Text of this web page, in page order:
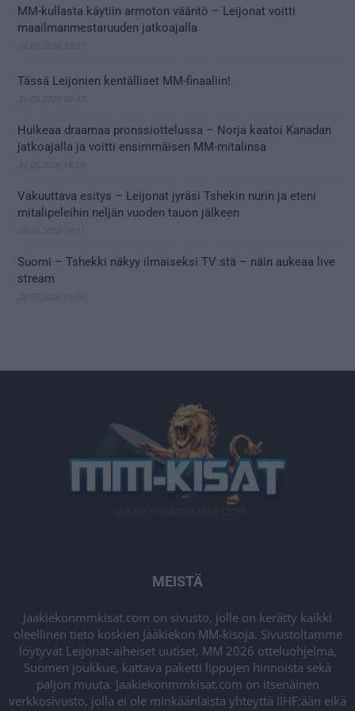
MM-kullasta käytiin armoton vääntö – Leijonat voitti
maailmanmestaruuden jatkoajalla
Tässä Leijonien kentälliset MM-finaaliin!
Huikeaa draamaa pronssiottelussa – Norja kaatoi Kanadan
jatkoajalla ja voitti ensimmäisen MM-mitalinsa
Vakuuttava esitys – Leijonat jyräsi Tshekin nurin ja eteni
mitalipeleihin neljän vuoden tauon jälkeen
Suomi – Tshekki näkyy ilmaiseksi TV:stä – näin aukeaa live
stream
MEISTÄ
Jaakiekonmmkisat.com on sivusto, jolle on kerätty kaikki
oleellinen tieto koskien Jääkiekon MM-kisoja. Sivustoltamme
löytyvät Leijonat-aiheiset uutiset, MM 2026 otteluohjelma,
Suomen joukkue, kattava paketti lippujen hinnoista sekä
paljon muuta. Jaakiekonmmkisat.com on itsenäinen
verkkosivusto, jolla ei ole minkäänlaista yhteyttä IIHF:ään eikä